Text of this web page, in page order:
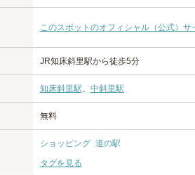
このスポットのオフィシャル（公式）サ
JR知床斜里駅から徒歩5分
知床斜里駅、 中斜里駅
無料
ショッピング 道の駅
タグを見る